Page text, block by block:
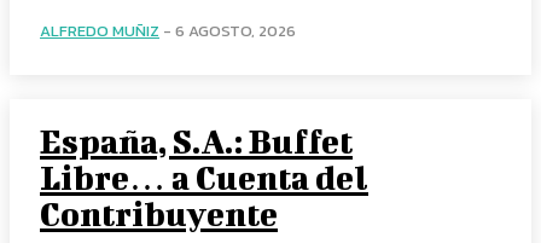
ALFREDO MUÑIZ - 6 AGOSTO, 2026
España, S.A.: Buffet
Libre… a Cuenta del
Contribuyente